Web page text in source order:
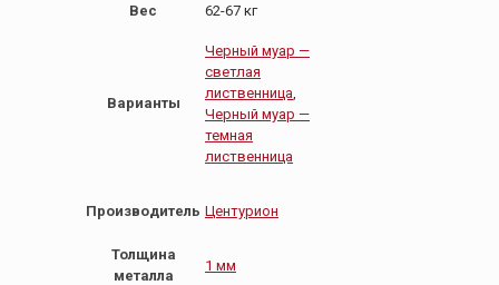
Вес 62-67 кг
Варианты
Черный муар —
светлая
лиственница
Черный муар —
темная
лиственница
Производитель Центурион
Толщина
металла
1 мм